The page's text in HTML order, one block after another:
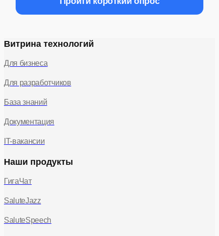
Витрина технологий
Для бизнеса
Для разработчиков
База знаний
Документация
IT-вакансии
Наши продукты
ГигаЧат
SaluteJazz
SaluteSpeech